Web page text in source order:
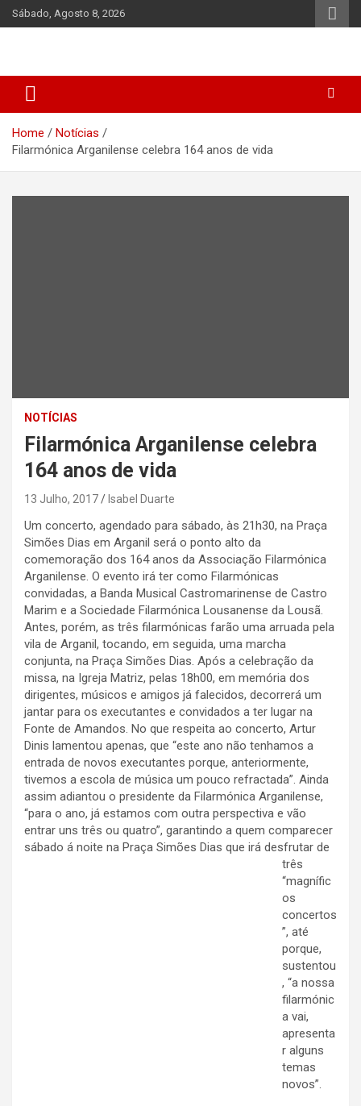
Skip
to
Sábado, Agosto 8, 2026
Home
Notícias
Filarmónica Arganilense celebra 164 anos de vida
NOTÍCIAS
Filarmónica Arganilense celebra
164 anos de vida
13 Julho, 2017 Isabel Duarte
Um concerto, agendado para sábado, às 21h30, na Praça
Simões Dias em Arganil será o ponto alto da
comemoração dos 164 anos da Associação Filarmónica
Arganilense. O evento irá ter como Filarmónicas
convidadas, a Banda Musical Castromarinense de Castro
Marim e a Sociedade Filarmónica Lousanense da Lousã.
Antes, porém, as três filarmónicas farão uma arruada pela
vila de Arganil, tocando, em seguida, uma marcha
conjunta, na Praça Simões Dias. Após a celebração da
missa, na Igreja Matriz, pelas 18h00, em memória dos
dirigentes, músicos e amigos já falecidos, decorrerá um
jantar para os executantes e convidados a ter lugar na
Fonte de Amandos. No que respeita ao concerto, Artur
Dinis lamentou apenas, que “este ano não tenhamos a
entrada de novos executantes porque, anteriormente,
tivemos a escola de música um pouco refractada”. Ainda
assim adiantou o presidente da Filarmónica Arganilense,
“para o ano, já estamos com outra perspectiva e vão
entrar uns três ou quatro”, garantindo a quem comparecer
sábado á noite na Praça Simões Dias que irá desfrutar de
três
“magnífic
os
concertos
”, até
porque,
sustentou
, “a nossa
filarmónic
a vai,
apresenta
r alguns
temas
novos”.